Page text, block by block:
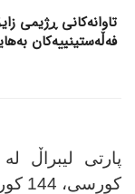
تاوانەکانی ڕژیمی
فەڵەستینییەکان
کورسی، 144 کورسیی بەدەستهێناوە./.